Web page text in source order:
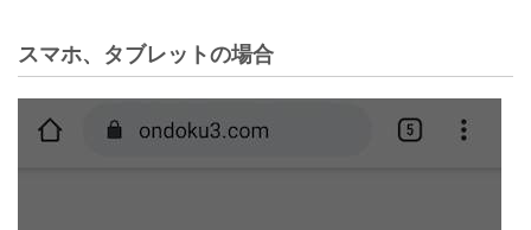
スマホ、タブレットの場合